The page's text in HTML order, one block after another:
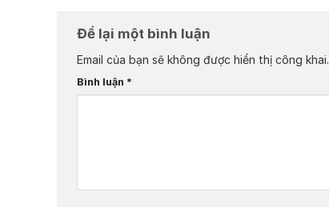
Để lại một bình luận
Email của bạn sẽ không được hiển thị công khai.
Bình luận *